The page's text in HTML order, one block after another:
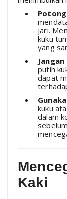
jari.
kuku
yang
putih
dapat
kuku
dalam
Kaki